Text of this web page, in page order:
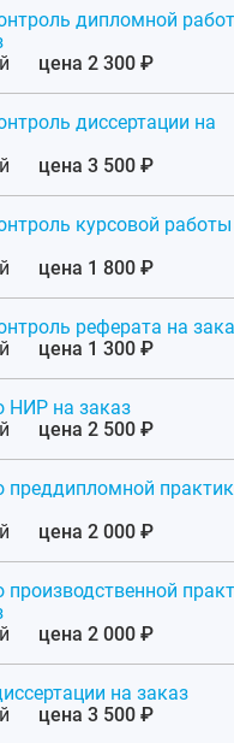
дипломной
цена 2 300 ₽
диссертации на
цена 3 500 ₽
курсовой работы
цена 1 800 ₽
реферата на
цена 1 300 ₽
НИР на заказ
цена 2 500 ₽
преддипломной
цена 2 000 ₽
производственной
цена 2 000 ₽
на заказ
цена 3 500 ₽